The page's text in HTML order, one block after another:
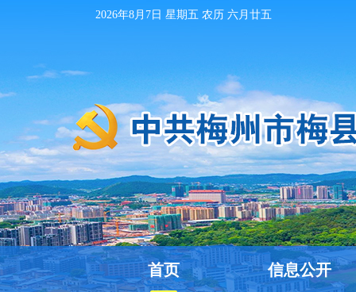
2026年8月7日 星期五 农历 六月廿五
首页 信息公开